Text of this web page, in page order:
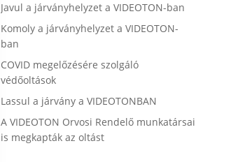
Javul a járványhelyzet a VIDEOTON-ban
Komoly a járványhelyzet a VIDEOTON-
ban
COVID megelőzésére szolgáló
védőoltások
Lassul a járvány a VIDEOTONBAN
A VIDEOTON Orvosi Rendelő munkatársai
is megkapták az oltást